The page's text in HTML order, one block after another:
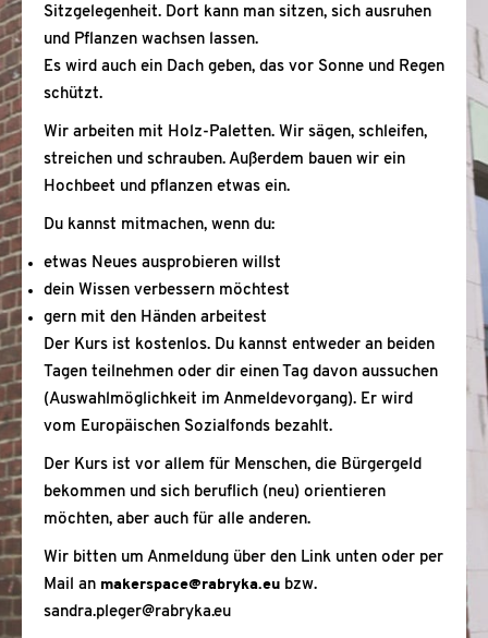
Sitzgelegenheit. Dort kann man sitzen, sich ausruhen
und Pflanzen wachsen lassen.
Es wird auch ein Dach geben, das vor Sonne und Regen
schützt.
Wir arbeiten mit Holz-Paletten. Wir sägen, schleifen,
streichen und schrauben. Außerdem bauen wir ein
Hochbeet und pflanzen etwas ein.
Du kannst mitmachen, wenn du:
etwas Neues ausprobieren willst
dein Wissen verbessern möchtest
gern mit den Händen arbeitest
Der Kurs ist kostenlos. Du kannst entweder an beiden
Tagen teilnehmen oder dir einen Tag davon aussuchen
(Auswahlmöglichkeit im Anmeldevorgang). Er wird
vom Europäischen Sozialfonds bezahlt.
Der Kurs ist vor allem für Menschen, die Bürgergeld
bekommen und sich beruflich (neu) orientieren
möchten, aber auch für alle anderen.
Wir bitten um Anmeldung über den Link unten oder per
Mail an makerspace@rabryka.eu bzw.
sandra.pleger@rabryka.eu